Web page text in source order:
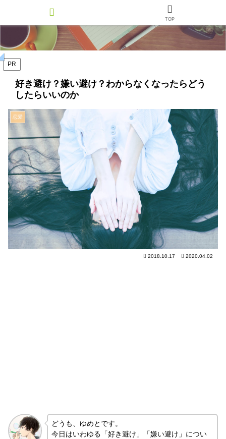
PR
好き避け？嫌い避け？わからなくなったらどう
したらいいのか
恋愛
2018.10.17 2020.04.02
どうも、ゆめとです。
今日はいわゆる「好き避け」「嫌い避け」につい
TOP